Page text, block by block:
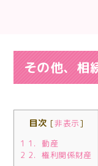
その他、相
目次 [非表示]
1 1．動産
2 2．権利関係財産